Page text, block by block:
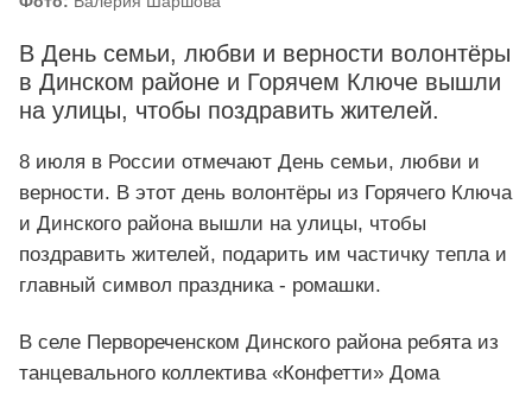
В День семьи, любви и верности волонтёры
в Динском районе и Горячем Ключе вышли
на улицы, чтобы поздравить жителей.
8 июля в России отмечают День семьи, любви и
верности. В этот день волонтёры из Горячего Ключа
и Динского района вышли на улицы, чтобы
поздравить жителей, подарить им частичку тепла и
главный символ праздника - ромашки.
В селе Первореченском Динского района ребята из
танцевального коллектива «Конфетти» Дома